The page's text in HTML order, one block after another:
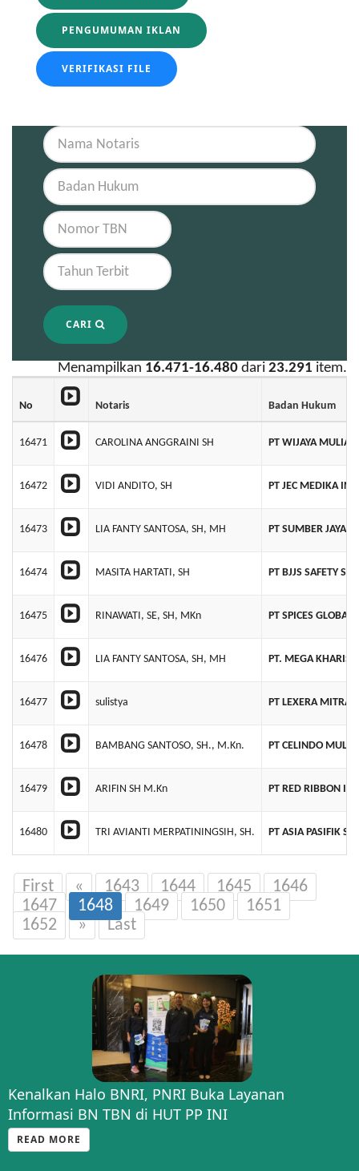
PENGUMUMAN IKLAN
VERIFIKASI FILE
CARI
Menampilkan 16.471-16.480 dari 23.291 item.
No Notaris Badan Hukum
16471 CAROLINA ANGGRAINI SH PT WIJAYA MULIA
16472 VIDI ANDITO, SH PT JEC MEDIKA
16473 LIA FANTY SANTOSA, SH, MH PT SUMBER JAYA
16474 MASITA HARTATI, SH PT BJJS SAFETY
16475 RINAWATI, SE, SH, MKn PT SPICES GLOBAL
16476 LIA FANTY SANTOSA, SH, MH PT. MEGA
16477 sulistya PT LEXERA MITRA
16478 BAMBANG SANTOSO, SH., M.Kn. PT CELINDO MULTI
16479 ARIFIN SH M.Kn PT RED RIBBON
16480 TRI AVIANTI MERPATININGSIH, SH. PT ASIA PASIFIK
First « 1643 1644 1645
1646
1647
1648 1649 1650
1651
1652
» Last
Kenalkan Halo BNRI, PNRI Buka Layanan
Informasi BN TBN di HUT PP INI
READ MORE